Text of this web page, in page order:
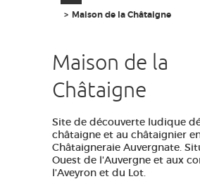
Maison de la Châtaigne
Maison de la
Châtaigne
Site de découverte ludique
châtaigne et au châtaignier
Châtaigneraie Auvergnate.
Ouest de l'Auvergne et aux
l'Aveyron et du Lot.